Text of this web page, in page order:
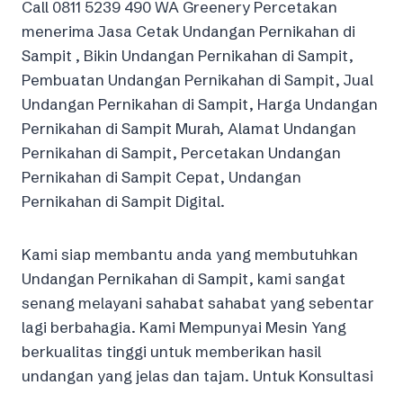
Call 0811 5239 490 WA Greenery Percetakan
menerima Jasa Cetak Undangan Pernikahan di
Sampit , Bikin Undangan Pernikahan di Sampit,
Pembuatan Undangan Pernikahan di Sampit, Jual
Undangan Pernikahan di Sampit, Harga Undangan
Pernikahan di Sampit Murah, Alamat Undangan
Pernikahan di Sampit, Percetakan Undangan
Pernikahan di Sampit Cepat, Undangan
Pernikahan di Sampit Digital.
Kami siap membantu anda yang membutuhkan
Undangan Pernikahan di Sampit, kami sangat
senang melayani sahabat sahabat yang sebentar
lagi berbahagia. Kami Mempunyai Mesin Yang
berkualitas tinggi untuk memberikan hasil
undangan yang jelas dan tajam. Untuk Konsultasi